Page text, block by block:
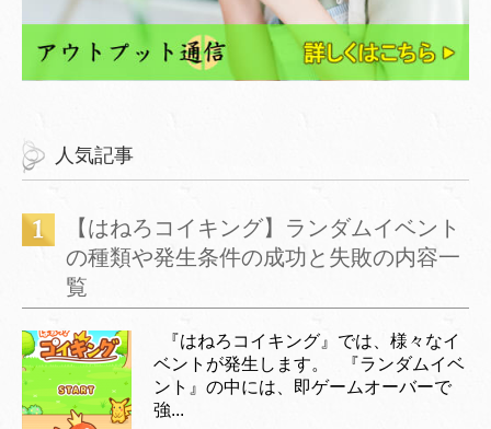
人気記事
【はねろコイキング】ランダムイベント
の種類や発生条件の成功と失敗の内容一
覧
『はねろコイキング』では、様々なイ
ベントが発生します。 『ランダムイベ
ント』の中には、即ゲームオーバーで
強...